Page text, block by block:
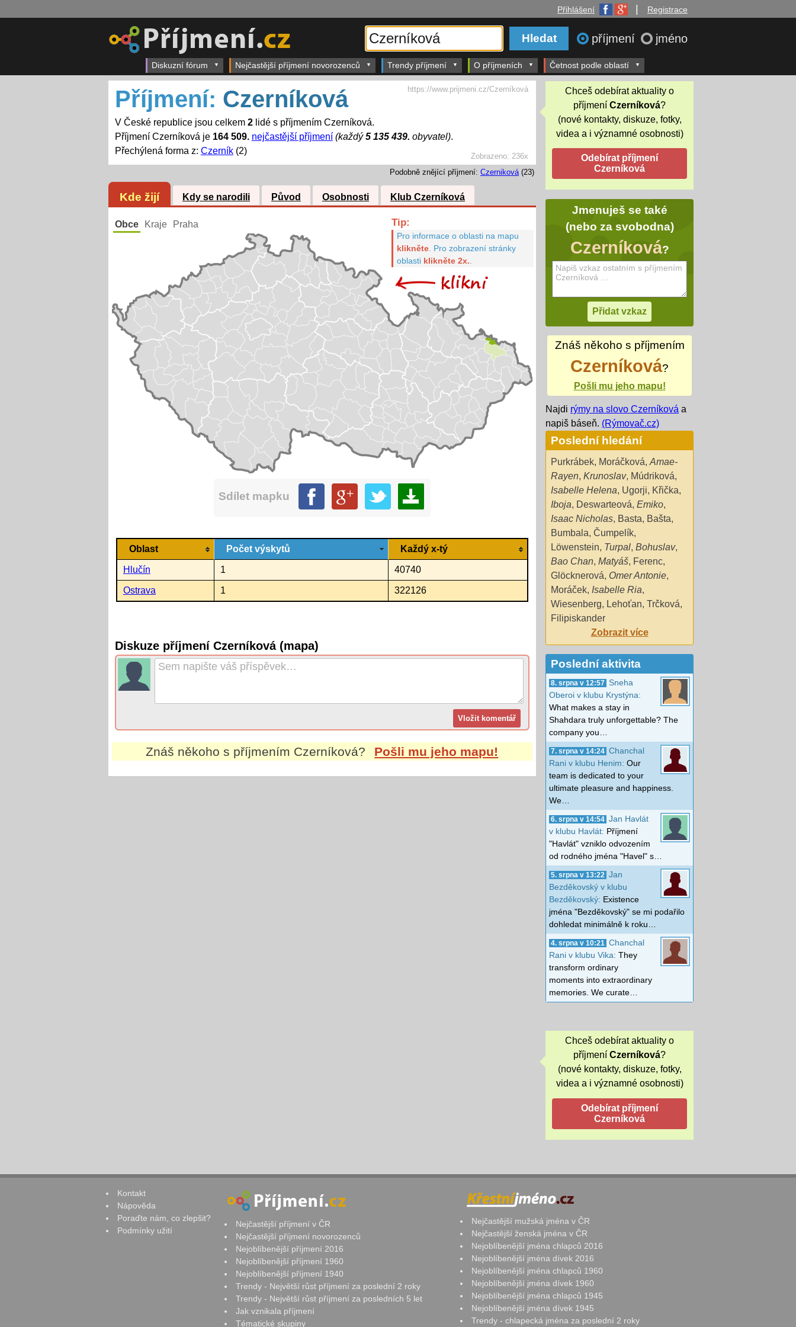
Přihlášení Registrace
příjmení jméno
Diskuzní fórum Nejčastější příjmení novorozenců Trendy příjmení O příjmeních Četnost podle oblastí
Zobrazeno:236x
Příjmení: Czerníková
V České republice jsou celkem 2lidé s příjmením Czerníková.
Příjmení Czerníková je 164 509. nejčastější příjmení (každý5 135 439. obyvatel).
Přechýlená forma z: Czerník(2)
https://www.prijmeni.cz/Czerníková
Podobně znějící příjmení: Czerniková(23)
Kde žijí Kdy se narodili Původ Osobnosti Klub Czerníková
Obce Kraje Praha Tip:
Pro informace o oblasti na mapu
klikněte. Pro zobrazení stránky
oblasti klikněte 2x.
Sdílet mapku
Oblast Počet výskytů Každý x-tý
Hlučín 1 40740
Ostrava 1 322126
Diskuze příjmení Czerníková (mapa)
Znáš někoho s příjmením Czerníková? Pošli mu jeho mapu!
Chceš odebírat aktuality o
příjmení Czerníková?
(nové kontakty, diskuze, fotky,
videa a i významné osobnosti)
Jmenuješ se také
(nebo za svobodna)
Czerníková?
Znáš někoho s příjmením
Czerníková?
Pošli mu jeho mapu!
Najdi rýmy na slovo Czerníková a
napiš báseň. (Rýmovač.cz)
Poslední hledání
Purkrábek, Moráčková, Amae-
Rayen, Krunoslav, Múdriková,
Isabelle Helena, Ugorji, Křička,
Iboja, Deswarteová, Emiko,
Isaac Nicholas, Basta, Bašta,
Bumbala, Čumpelík,
Löwenstein, Turpal, Bohuslav,
Bao Chan, Matyáš, Ferenc,
Glöcknerová, Omer Antonie,
Moráček, Isabelle Ria,
Wiesenberg, Lehoťan, Trčková,
Filipiskander
Zobrazit více
Poslední aktivita
8. srpna v 12:57
Sneha
Oberoi v klubu Krystýna:
What makes a stay in
Shahdara truly unforgettable? The
company you…
7. srpna v 14:24 Chanchal
Rani v klubu Henim: Our
team is dedicated to your
ultimate pleasure and happiness.
We…
6. srpna v 14:54 Jan Havlát
v klubu Havlát: Příjmení
"Havlát" vzniklo odvozením
od rodného jména "Havel" s…
5. srpna v 13:22
Jan
Bezděkovský v klubu
Bezděkovský: Existence
jména "Bezděkovský" se mi podařilo
dohledat minimálně k roku…
4. srpna v 10:21
Chanchal
Rani v klubu Vika: They
transform ordinary
moments into extraordinary
memories. We curate…
Chceš odebírat aktuality o
příjmení Czerníková?
(nové kontakty, diskuze, fotky,
videa a i významné osobnosti)
Kontakt
Nápověda
Poraďte nám, co zlepšit?
Podmínky užití
Nejčastější příjmení v ČR
Nejčastější příjmení novorozenců
Nejoblíbenější příjmení 2016
Nejoblíbenější příjmení 1960
Nejoblíbenější příjmení 1940
Trendy - Největší růst příjmení za poslední 2 roky
Trendy - Největší růst příjmení za posledních 5 let
Jak vznikala příjmení
Tématické skupiny
Nejčastější mužská jména v ČR
Nejčastější ženská jména v ČR
Nejoblíbenější jména chlapců 2016
Nejoblíbenější jména dívek 2016
Nejoblíbenější jména chlapců 1960
Nejoblíbenější jména dívek 1960
Nejoblíbenější jména chlapců 1945
Nejoblíbenější jména dívek 1945
Trendy - chlapecká jména za poslední 2 roky